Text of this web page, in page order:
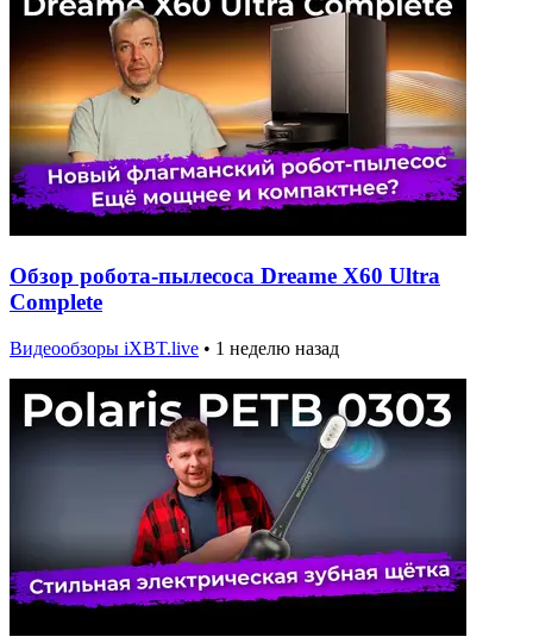
Обзор робота-пылесоса Dreame X60 Ultra
Complete
Видеообзоры iXBT.live • 1 неделю назад